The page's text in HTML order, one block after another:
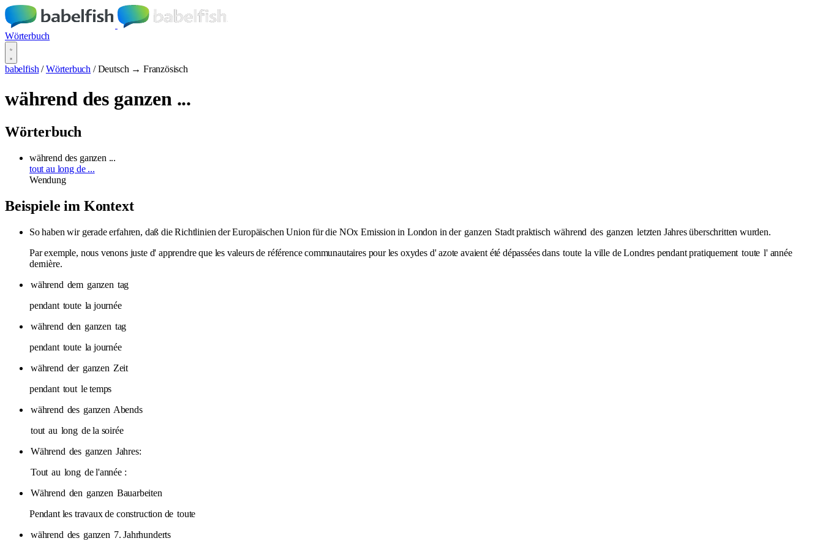
Wörterbuch
babelfish / Wörterbuch / Deutsch → Französisch
während des ganzen ...
Wörterbuch
während des ganzen ...
tout au long de ...
Wendung
Beispiele im Kontext
So haben wir gerade erfahren, daß die Richtlinien der Europäischen Union für die NOx Emission in London in der ganzen Stadt praktisch während des ganzen letzten Jahres überschritten wurden.
Par exemple, nous venons juste d' apprendre que les valeurs de référence communautaires pour les oxydes d' azote avaient été dépassées dans toute la ville de Londres pendant pratiquement toute l' année
dernière.
während dem ganzen tag
pendant toute la journée
während den ganzen tag
pendant toute la journée
während der ganzen Zeit
pendant tout le temps
während des ganzen Abends
tout au long de la soirée
Während des ganzen Jahres:
Tout au long de l'année :
Während den ganzen Bauarbeiten
Pendant les travaux de construction de toute
während des ganzen 7. Jahrhunderts